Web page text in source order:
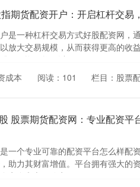
期货配资开户：开启杠杆交易
是一种杠杆交易方式好股配资网，
放大交易规模，从而获得更高的收
票配资虽然可以....
成本 阅读：101 栏目：股票
股票期货配资网：专业配资平
一个专业可靠的配资平台怎么样配
助力其财富增值。平台拥有强大的
安全和交易稳定。....